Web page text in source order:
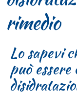
rimedio
Lo sapevi
può essere